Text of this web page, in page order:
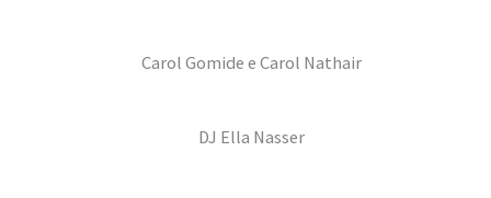
Carol Gomide e Carol Nathair
DJ Ella Nasser